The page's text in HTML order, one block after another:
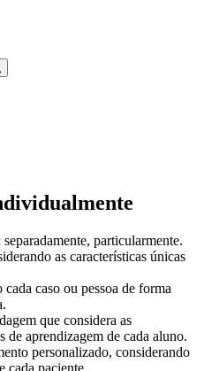
particularmente.
as características únicas
caso ou pessoa de forma
que considera as
de aprendizagem de cada aluno.
personalizado, considerando
cada paciente.